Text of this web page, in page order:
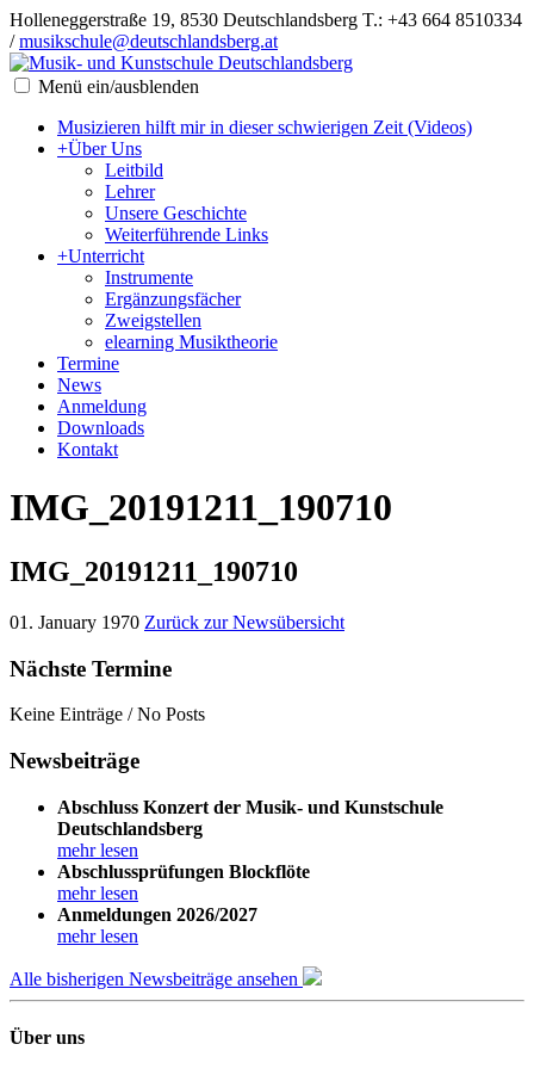
Holleneggerstraße 19, 8530 Deutschlandsberg T.: +43 664 8510334
/musikschule@deutschlandsberg.at
Menü ein/ausblenden
Musizieren hilft mir in dieser schwierigen Zeit (Videos)
+Über Uns
Leitbild
Lehrer
Unsere Geschichte
Weiterführende Links
+Unterricht
Instrumente
Ergänzungsfächer
Zweigstellen
elearning Musiktheorie
Termine
News
Anmeldung
Downloads
Kontakt
IMG_20191211_190710
IMG_20191211_190710
01. January 1970 Zurück zur Newsübersicht
Nächste Termine
Keine Einträge / No Posts
Newsbeiträge
Abschluss Konzert der Musik- und Kunstschule
Deutschlandsberg
mehr lesen
Abschlussprüfungen Blockflöte
mehr lesen
Anmeldungen 2026/2027
mehr lesen
Alle bisherigen Newsbeiträge ansehen
Über uns